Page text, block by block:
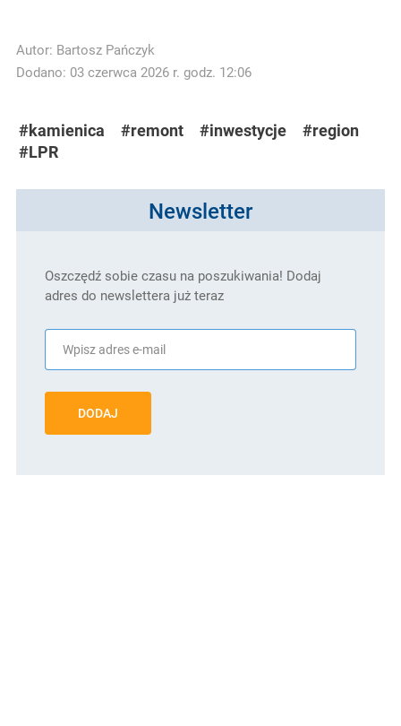
Autor: Bartosz Pańczyk
Dodano: 03 czerwca 2026 r. godz. 12:06
#kamienica #remont #inwestycje
#region
#LPR
Newsletter
Oszczędź sobie czasu na poszukiwania! Dodaj
adres do newslettera już teraz
DODAJ